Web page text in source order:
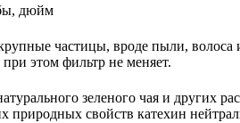
дюйм
частицы, вроде пыли, волоса
этом фильтр не меняет.
зеленого чая и других
свойств катехин